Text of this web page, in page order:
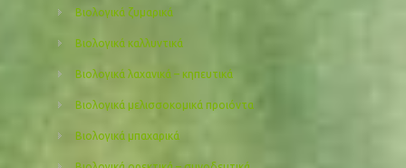
Βιολογικά ζυμαρικά
Βιολογικά καλλυντικά
Βιολογικά λαχανικά – κηπευτικά
Βιολογικά μελισσοκομικά προιόντα
Βιολογικά μπαχαρικά